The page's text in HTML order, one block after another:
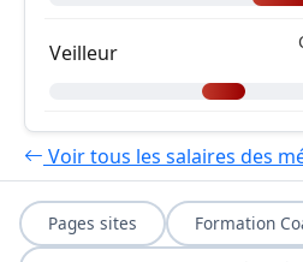
Veilleur
Voir tous les salaires des
Pages sites Formation